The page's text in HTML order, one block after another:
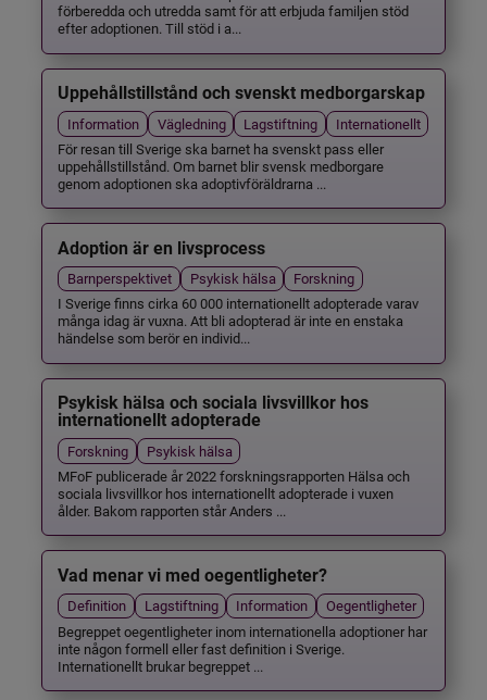
förberedda och utredda samt för att erbjuda familjen stöd
efter adoptionen. Till stöd i a...
Uppehållstillstånd och svenskt medborgarskap
Information Vägledning Lagstiftning
Internationellt
För resan till Sverige ska barnet ha svenskt pass eller
uppehållstillstånd. Om barnet blir svensk medborgare
genom adoptionen ska adoptivföräldrarna ...
Adoption är en livsprocess
Barnperspektivet Psykisk hälsa
Forskning
I Sverige finns cirka 60 000 internationellt adopterade varav
många idag är vuxna. Att bli adopterad är inte en enstaka
händelse som berör en individ...
Psykisk hälsa och sociala livsvillkor hos
internationellt adopterade
Forskning
Psykisk hälsa
MFoF publicerade år 2022 forskningsrapporten Hälsa och
sociala livsvillkor hos internationellt adopterade i vuxen
ålder. Bakom rapporten står Anders ...
Vad menar vi med oegentligheter?
Definition Lagstiftning Information
Oegentligheter
Begreppet oegentligheter inom internationella adoptioner har
inte någon formell eller fast definition i Sverige.
Internationellt brukar begreppet ...